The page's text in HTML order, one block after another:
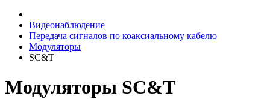
Видеонаблюдение
Передача сигналов по коаксиальному кабелю
Модуляторы
SC&T
Модуляторы SC&T